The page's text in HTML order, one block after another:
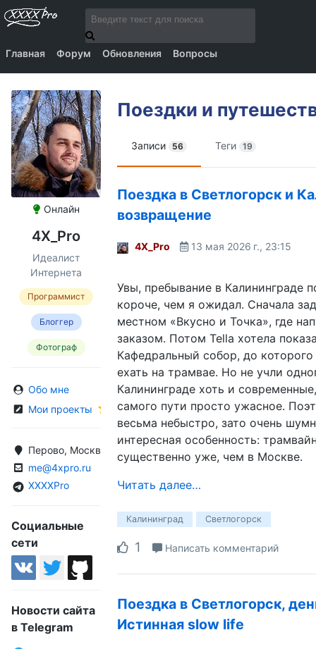
Главная Форум Обновления Вопросы
Онлайн
4X_Pro
Идеалист
Интернета
Программист
Блоггер
Фотограф
Обо мне
Мои проекты
Перово, Москва, Россия
me@4xpro.ru
XXXXPro
Социальные
сети
Новости сайта
в Telegram
Поездки и
Записи 56 Теги 19
Поездка в Светлогорск и
возвращение
4X_Pro 13 мая 2026 г., 23:15
Увы, пребывание в Калининграде
короче, чем я ожидал. Сначала
местном «Вкусно и Точка», где
заказом. Потом Tella хотела
Кафедральный собор, до
ехать на трамвае. Но не учли
Калининграде хоть и
самого пути просто ужасное.
весьма небыстро, зато очень
интересная особенность:
существенно уже, чем в Москве.
Читать далее…
Калининград Светлогорск
1 Написать комментарий
Поездка в Светлогорск,
Истинная slow life